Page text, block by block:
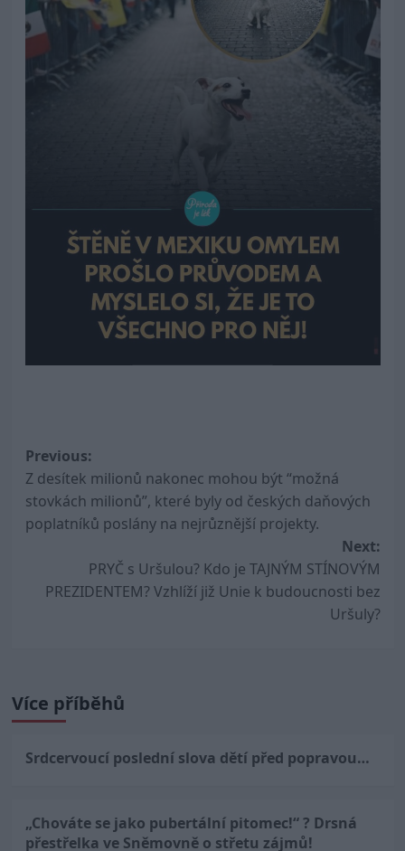
Post
navigation
Previous:
Z desítek milionů nakonec mohou být “možná
stovkách milionů”, které byly od českých daňových
poplatníků poslány na nejrůznější projekty.
Next:
PRYČ s Uršulou? Kdo je TAJNÝM STÍNOVÝM
PREZIDENTEM? Vzhlíží již Unie k budoucnosti bez
Uršuly?
Více příběhů
Srdcervoucí poslední slova dětí před popravou…
„Chováte se jako pubertální pitomec!“ ? Drsná
přestřelka ve Sněmovně o střetu zájmů!